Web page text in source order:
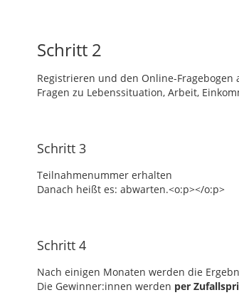
Schritt 2
Registrieren und den Online-Fragebogen
Fragen zu Lebenssituation, Arbeit,
Schritt 3
Teilnahmenummer erhalten
Danach heißt es: abwarten.<o:p></o:p>
Schritt 4
Nach einigen Monaten werden die
Die Gewinner:innen werden per